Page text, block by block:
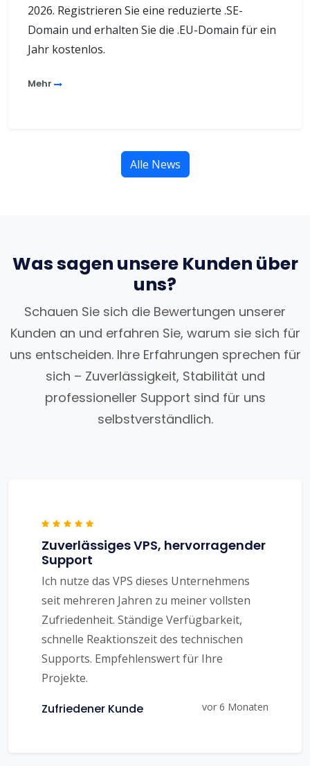
2026. Registrieren Sie eine reduzierte .SE-
Domain und erhalten Sie die .EU-Domain für ein
Jahr kostenlos.
Mehr
Alle News
Was sagen unsere Kunden über
uns?
Schauen Sie sich die Bewertungen unserer
Kunden an und erfahren Sie, warum sie sich für
uns entscheiden. Ihre Erfahrungen sprechen für
sich – Zuverlässigkeit, Stabilität und
professioneller Support sind für uns
selbstverständlich.
Zuverlässiges VPS, hervorragender
Support
Ich nutze das VPS dieses Unternehmens
seit mehreren Jahren zu meiner vollsten
Zufriedenheit. Ständige Verfügbarkeit,
schnelle Reaktionszeit des technischen
Supports. Empfehlenswert für Ihre
Projekte.
Zufriedener Kunde vor 6 Monaten